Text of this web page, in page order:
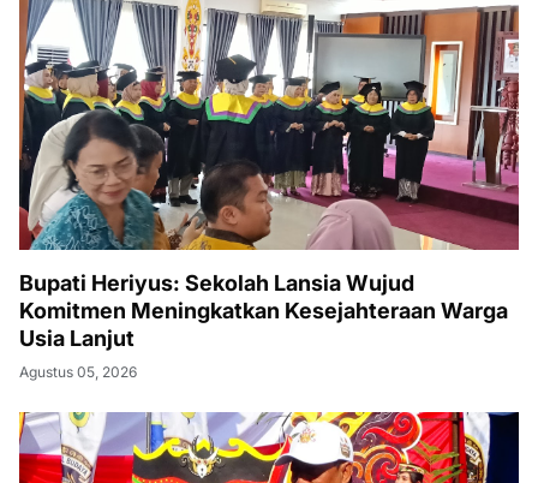
Bupati Heriyus: Sekolah Lansia Wujud
Komitmen Meningkatkan Kesejahteraan Warga
Usia Lanjut
Agustus 05, 2026